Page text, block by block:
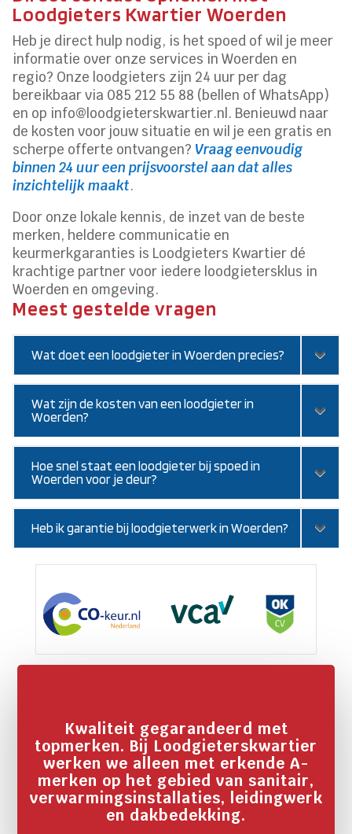
Loodgieters Kwartier Woerden
Heb je direct hulp nodig, is het spoed of wil je meer
informatie over onze services in Woerden en
regio? Onze loodgieters zijn 24 uur per dag
bereikbaar via 085 212 55 88 (bellen of WhatsApp)
en op info@loodgieterskwartier.nl. Benieuwd naar
de kosten voor jouw situatie en wil je een gratis en
scherpe offerte ontvangen? Vraag eenvoudig
binnen 24 uur een prijsvoorstel aan dat alles
inzichtelijk maakt.
Door onze lokale kennis, de inzet van de beste
merken, heldere communicatie en
keurmerkgaranties is Loodgieters Kwartier dé
krachtige partner voor iedere loodgietersklus in
Woerden en omgeving.
Meest gestelde vragen
Wat doet een loodgieter in Woerden precies?
Wat zijn de kosten van een loodgieter in
Woerden?
Hoe snel staat een loodgieter bij spoed in
Woerden voor je deur?
Heb ik garantie bij loodgieterwerk in Woerden?
Kwaliteit gegarandeerd met
topmerken. Bij Loodgieterskwartier
werken we alleen met erkende A-
merken op het gebied van sanitair,
verwarmingsinstallaties, leidingwerk
en dakbedekking.